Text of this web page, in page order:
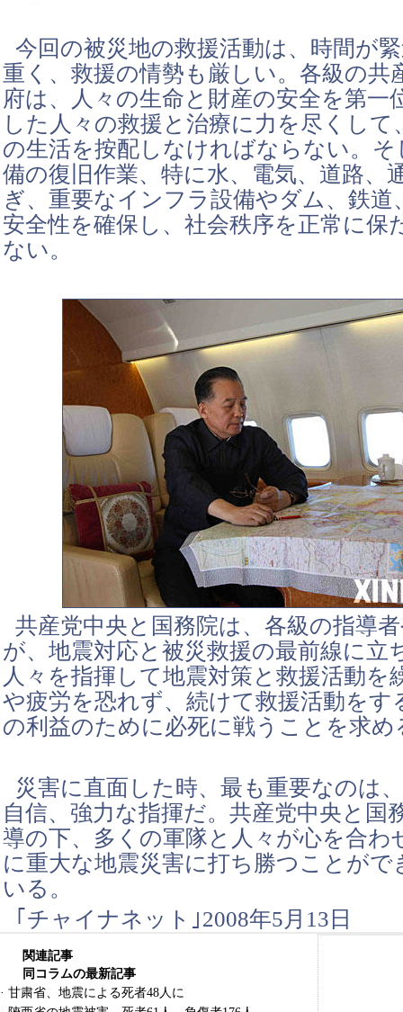
今回の被災地の救援活動は、時間が
重く、救援の情勢も厳しい。各級の共
府は、人々の生命と財産の安全を第一
した人々の救援と治療に力を尽くして
の生活を按配しなければならない。
備の復旧作業、特に水、電気、道路、
ぎ、重要なインフラ設備やダム、鉄道
安全性を確保し、社会秩序を正常に保
ない。
共産党中央と国務院は、各級の指導
が、地震対応と被災救援の最前線に立
人々を指揮して地震対策と救援活動を
や疲労を恐れず、続けて救援活動をす
の利益のために必死に戦うことを求め
災害に直面した時、最も重要なのは
自信、強力な指揮だ。共産党中央と国
導の下、多くの軍隊と人々が心を合わ
に重大な地震災害に打ち勝つことがで
いる。
｢チャイナネット｣2008年5月13日
関連記事
同コラムの最新記事
· 甘粛省、地震による死者48人に